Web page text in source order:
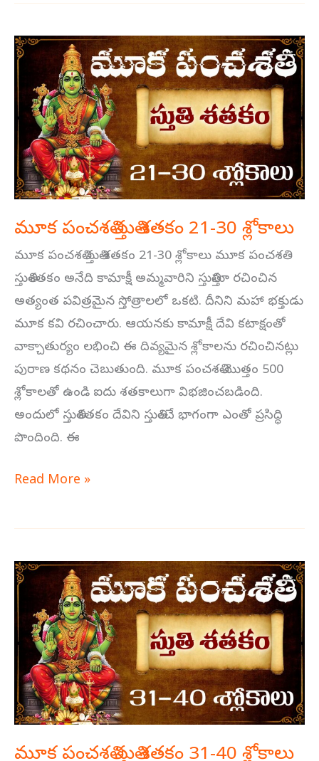
మూక పంచశతి స్తుతి శతకం 21-30 శ్లోకాలు
మూక పంచశతి స్తుతి శతకం 21-30 శ్లోకాలు మూక పంచశతి
స్తుతిశతకం అనేది కామాక్షీ అమ్మవారిని స్తుతిస్తూ రచించిన
అత్యంత పవిత్రమైన స్తోత్రాలలో ఒకటి. దీనిని మహా భక్తుడు
మూక కవి రచించారు. ఆయనకు కామాక్షీ దేవి కటాక్షంతో
వాక్చాతుర్యం లభించి ఈ దివ్యమైన శ్లోకాలను రచించినట్లు
పురాణ కథనం చెబుతుంది. మూక పంచశతి మొత్తం 500
శ్లోకాలతో ఉండి ఐదు శతకాలుగా విభజించబడింది.
అందులో స్తుతిశతకం దేవిని స్తుతించే భాగంగా ఎంతో ప్రసిద్ధి
పొందింది. ఈ
మూక
పంచశతి
స్తుతి
శతకం
21-
30
శ్లోకాలు
Read More »
మూక పంచశతి స్తుతి శతకం 31-40 శ్లోకాలు
మూక
పంచశతి
స్తుతి
శతకం
31-
40
శ్లోకాలు